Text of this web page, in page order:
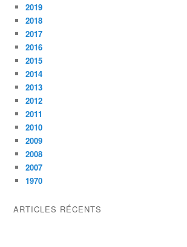
2019
2018
2017
2016
2015
2014
2013
2012
2011
2010
2009
2008
2007
1970
ARTICLES RÉCENTS